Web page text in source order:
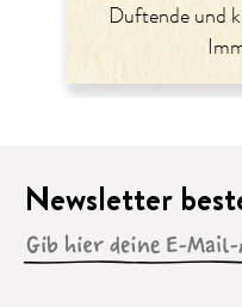
Duftende und
Newsletter